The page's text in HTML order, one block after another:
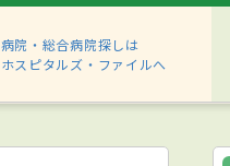
病院・総合病院探しは
ホスピタルズ・ファイルへ